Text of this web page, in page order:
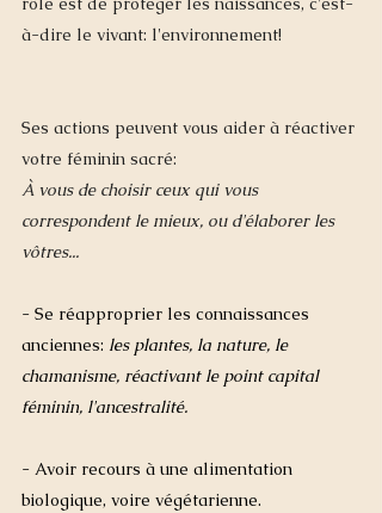
à-dire le vivant: l'environnement!
Ses actions peuvent vous aider à réactiver
votre féminin sacré:
À vous de choisir ceux qui vous
correspondent le mieux, ou d'élaborer les
vôtres...
- Se réapproprier les connaissances
anciennes: les plantes, la nature, le
chamanisme, réactivant le point capital
féminin, l'ancestralité.
- Avoir recours à une alimentation
biologique, voire végétarienne.